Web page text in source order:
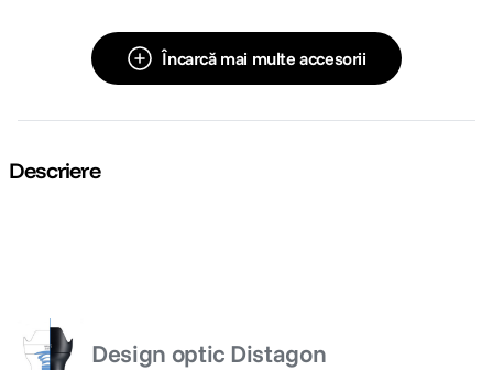
Încarcă mai multe accesorii
Descriere
Design optic Distagon